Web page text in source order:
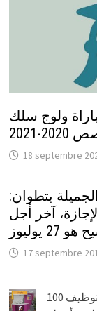
ولوج سلك
2021
18 septembre
بتطوان:
آخر أجل
27 يوليوز
17 septembre
الوكالة الوطنية لإنعاش التشغيل والكفاءات: توظيف 100